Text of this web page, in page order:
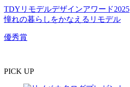
TDYリモデルデザインアワード2025
憧れの暮らしをかなえるリモデル
優秀賞
PICK UP